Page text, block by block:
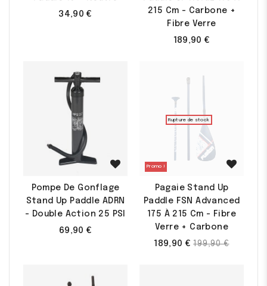
34,90 €
215 Cm - Carbone +
Fibre Verre
189,90 €
Pompe De Gonflage
Stand Up Paddle ADRN
- Double Action 25 PSI
69,90 €
Promo !
Rupture de stock
Pagaie Stand Up
Paddle FSN Advanced
175 À 215 Cm - Fibre
Verre + Carbone
189,90 € Prix
199,90 €